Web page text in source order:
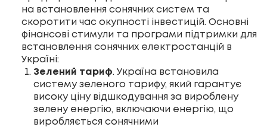
на встановлення сонячних систем та
скоротити час окупності інвестицій. Основні
фінансові стимули та програми підтримки для
встановлення сонячних електростанцій в
Україні:
Зелений тариф. Україна встановила
систему зеленого тарифу, який гарантує
високу ціну відшкодування за вироблену
зелену енергію, включаючи енергію, що
виробляється сонячними